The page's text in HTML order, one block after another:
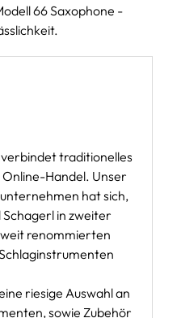
66 Saxophone -
traditionelles
Handel. Unser
hat sich,
in zweiter
renommierten
riesige Auswahl an
sowie Zubehör